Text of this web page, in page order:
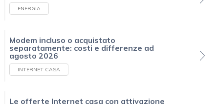
ENERGIA
Modem incluso o acquistato
separatamente: costi e differenze ad
agosto 2026
INTERNET CASA
Le offerte Internet casa con attivazione